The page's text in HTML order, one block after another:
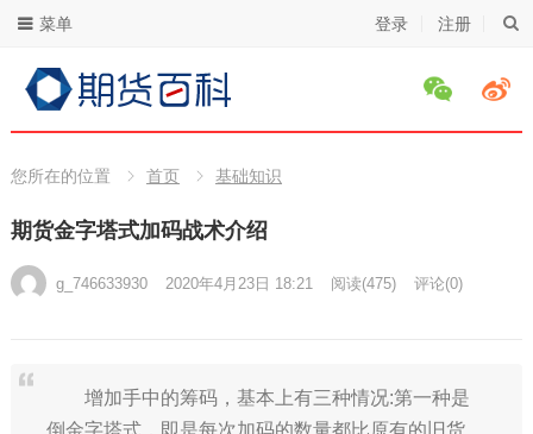
登录 注册
菜单
您所在的位置 首页 基础知识
期货金字塔式加码战术介绍
g_746633930 2020年4月23日 18:21 阅读(475) 评论(0)
增加手中的筹码，基本上有三种情况:第一种是
倒金字塔式，即是每次加码的数量都比原有的旧货